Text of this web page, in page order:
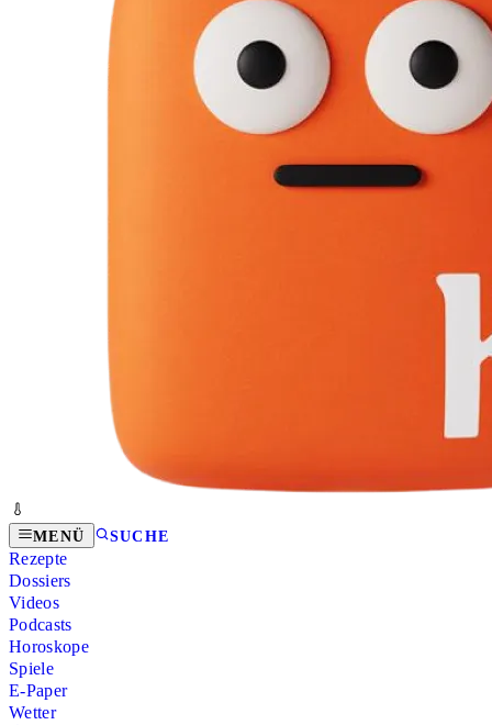
MENÜ SUCHE
Rezepte
Dossiers
Videos
Podcasts
Horoskope
Spiele
E-Paper
Wetter